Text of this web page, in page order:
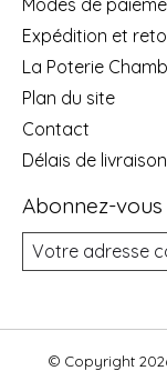
Expédition et
La Poterie
Plan du site
Contact
Délais de livraison
Abonnez-
© Copyright